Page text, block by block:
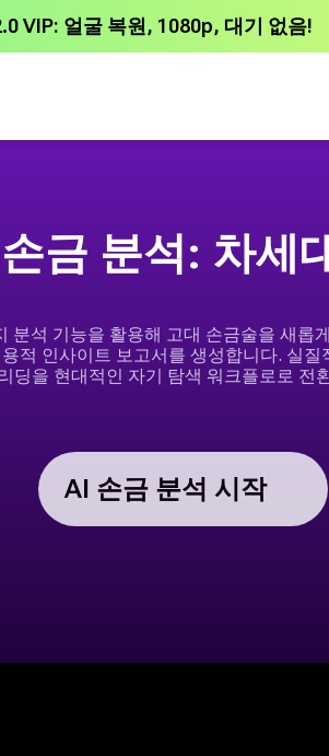
VIP: 얼굴 복원, 1080p, 대기 없음!
금 분석: 차세
분석 기능을 활용해 고대 손금술을 새롭
적 인사이트 보고서를 생성합니다. 실
딩을 현대적인 자기 탐색 워크플로로 전
AI 손금 분석 시작